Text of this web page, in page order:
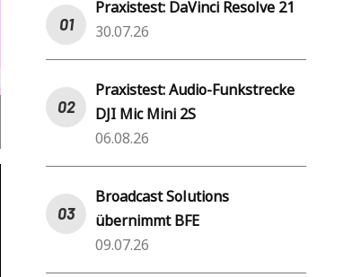
Praxistest: DaVinci Resolve 21
30.07.26
Praxistest: Audio-Funkstrecke
DJI Mic Mini 2S
06.08.26
Broadcast Solutions
übernimmt BFE
09.07.26